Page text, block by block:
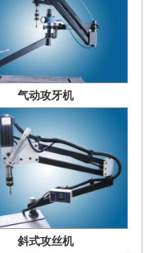
气动攻牙机
斜式攻丝机